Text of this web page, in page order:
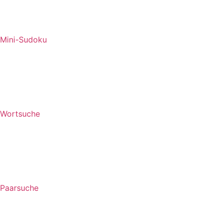
Mini-Sudoku
Wortsuche
Paarsuche